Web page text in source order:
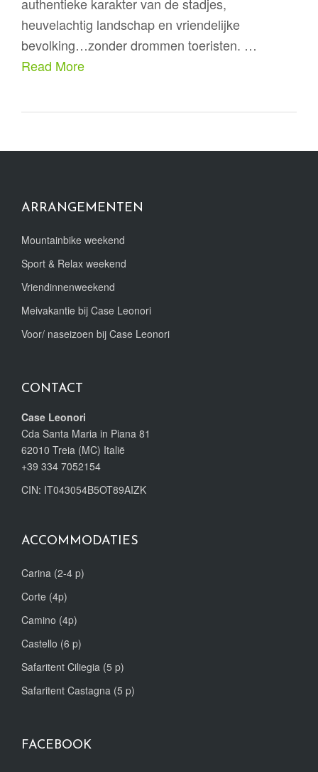
heuvelachtig landschap en vriendelijke
bevolking…zonder drommen toeristen. …
Read More
ARRANGEMENTEN
Mountainbike weekend
Sport & Relax weekend
Vriendinnenweekend
Meivakantie bij Case Leonori
Voor/ naseizoen bij Case Leonori
CONTACT
Case Leonori
Cda Santa Maria in Piana 81
62010 Treia (MC) Italië
+39 334 7052154
CIN: IT043054B5OT89AIZK
ACCOMMODATIES
Carina (2-4 p)
Corte (4p)
Camino (4p)
Castello (6 p)
Safaritent Ciliegia (5 p)
Safaritent Castagna (5 p)
FACEBOOK